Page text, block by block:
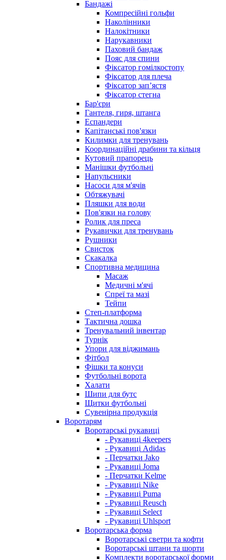
Бандажі
Компресійні гольфи
Наколінники
Налокітники
Нарукавники
Паховий бандаж
Пояс для спини
Фіксатор гомілкостопу
Фіксатор для плеча
Фіксатор запʼястя
Фіксатор стегна
Бар'єри
Гантеля, гиря, штанга
Еспандери
Капітанські пов'язки
Килимки для тренувань
Координаційні драбини та кільця
Кутовий прапорець
Манішки футбольні
Напульсники
Насоси для м'ячів
Обтяжувачі
Пляшки для води
Пов'язки на голову
Ролик для преса
Рукавички для тренувань
Рушники
Свисток
Скакалка
Спортивна медицина
Масаж
Медичні м'ячі
Спреї та мазі
Тейпи
Степ-платформа
Тактична дошка
Тренувальний інвентар
Турнік
Упори для віджимань
Фітбол
Фішки та конуси
Футбольні ворота
Халати
Шипи для бутс
Щитки футбольні
Сувенірна продукція
Воротарям
Воротарські рукавиці
- Рукавиці 4keepers
- Рукавиці Adidas
- Перчатки Jako
- Рукавиці Joma
- Перчатки Kelme
- Рукавиці Nike
- Рукавиці Puma
- Рукавиці Reusch
- Рукавиці Select
- Рукавиці Uhlsport
Воротарська форма
Воротарські светри та кофти
Воротарські штани та шорти
Комплекти воротарської форми